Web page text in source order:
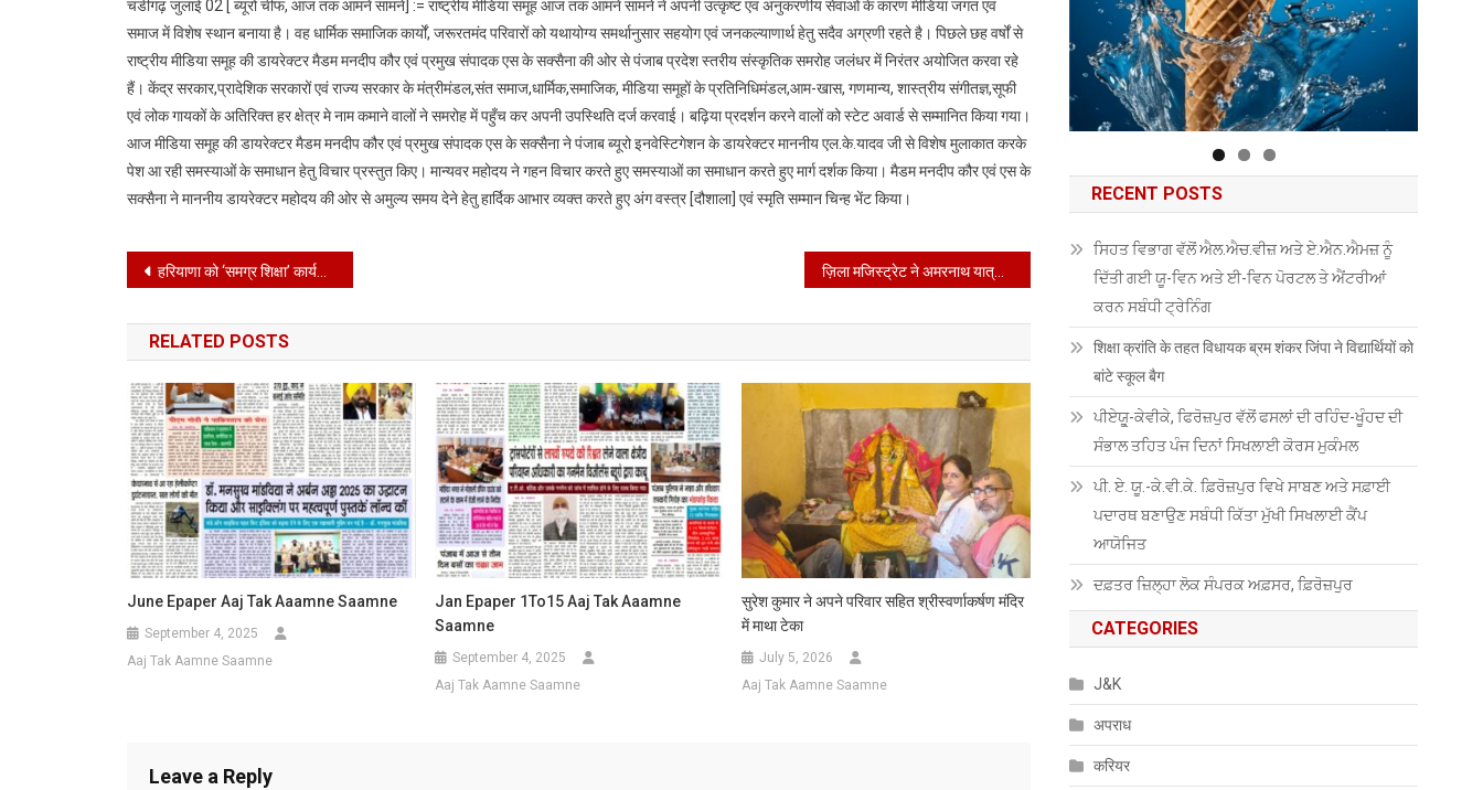
सदस्यों
की
ओर
से
पंजाब
ब्यूरो
ऑफ
इन्वेस्टिगेशन
से
:
विशेष
मुलाकात
चंडीगढ़ जुलाई 02 [ ब्यूरो चीफ, आज तक आमने सामने] := राष्ट्रीय मीडिया समूह आज तक आमने सामने ने अपनी उत्कृष्ट एवं अनुकरणीय सेवाओं के कारण मीडिया जगत एवं
समाज में विशेष स्थान बनाया है। वह धार्मिक समाजिक कार्यों, जरूरतमंद परिवारों को यथायोग्य समर्थानुसार सहयोग एवं जनकल्याणार्थ हेतु सदैव अग्रणी रहते है। पिछले छह वर्षों से
राष्ट्रीय मीडिया समूह की डायरेक्टर मैडम मनदीप कौर एवं प्रमुख संपादक एस के सक्सैना की ओर से पंजाब प्रदेश स्तरीय संस्कृतिक समरोह जलंधर में निरंतर अयोजित करवा रहे
हैं। केंद्र सरकार,प्रादेशिक सरकारों एवं राज्य सरकार के मंत्रीमंडल,संत समाज,धार्मिक,समाजिक, मीडिया समूहों के प्रतिनिधिमंडल,आम-खास, गणमान्य, शास्त्रीय संगीतज्ञ,सूफी
एवं लोक गायकों के अतिरिक्त हर क्षेत्र मे नाम कमाने वालों ने समरोह में पहुँच कर अपनी उपस्थिति दर्ज करवाई। बढ़िया प्रदर्शन करने वालों को स्टेट अवार्ड से सम्मानित किया गया।
आज मीडिया समूह की डायरेक्टर मैडम मनदीप कौर एवं प्रमुख संपादक एस के सक्सैना ने पंजाब ब्यूरो इनवेस्टिगेशन के डायरेक्टर माननीय एल.के.यादव जी से विशेष मुलाकात करके
पेश आ रही समस्याओं के समाधान हेतु विचार प्रस्तुत किए। मान्यवर महोदय ने गहन विचार करते हुए समस्याओं का समाधान करते हुए मार्ग दर्शक किया। मैडम मनदीप कौर एवं एस के
सक्सैना ने माननीय डायरेक्टर महोदय की ओर से अमुल्य समय देने हेतु हार्दिक आभार व्यक्त करते हुए अंग वस्त्र [दौशाला] एवं स्मृति सम्मान चिन्ह भेंट किया।
Post
navigation
हरियाणा को ‘समग्र शिक्षा’ कार्यक्रम के तहत मिलेंगे 1,639.02 करोड़
RELATED POSTS
June Epaper Aaj Tak Aaamne Saamne
September 4, 2025
Aaj Tak Aamne Saamne
Jan Epaper 1To15 Aaj Tak Aaamne
Saamne
September 4, 2025
Aaj Tak Aamne Saamne
सुरेश कुमार ने अपने परिवार सहित श्रीस्वर्णाकर्षण मंदिर
में माथा टेका
July 5, 2026
Aaj Tak Aamne Saamne
Leave a Reply
RECENT POSTS
ਸਿਹਤ ਵਿਭਾਗ ਵੱਲੋਂ ਐਲ.ਐਚ.ਵੀਜ਼ ਅਤੇ ਏ.ਐਨ.ਐਮਜ਼ ਨੂੰ
ਦਿੱਤੀ ਗਈ ਯੂ-ਵਿਨ ਅਤੇ ਈ-ਵਿਨ ਪੋਰਟਲ ਤੇ ਐਂਟਰੀਆਂ
ਕਰਨ ਸਬੰਧੀ ਟ੍ਰੇਨਿੰਗ
शिक्षा क्रांति के तहत विधायक ब्रम शंकर जिंपा ने विद्यार्थियों को
बांटे स्कूल बैग
ਪੀਏਯੂੑ-ਕੇਵੀਕੇ, ਫਿਰੋਜ਼ਪੁਰ ਵੱਲੋਂ ਫਸਲਾਂ ਦੀ ਰਹਿੰਦ-ਖੂੰਹਦ ਦੀ
ਸੰਭਾਲ ਤਹਿਤ ਪੰਜ ਦਿਨਾਂ ਸਿਖਲਾਈ ਕੋਰਸ ਮੁਕੰਮਲ
ਪੀ. ਏ. ਯੂ.-ਕੇ.ਵੀ.ਕੇ. ਫ਼ਿਰੋਜ਼ਪੁਰ ਵਿਖੇ ਸਾਬਣ ਅਤੇ ਸਫ਼ਾਈ
ਪਦਾਰਥ ਬਣਾਉਣ ਸਬੰਧੀ ਕਿੱਤਾ ਮੁੱਖੀ ਸਿਖਲਾਈ ਕੈਂਪ
ਆਯੋਜਿਤ
ਦਫ਼ਤਰ ਜ਼ਿਲ੍ਹਾ ਲੋਕ ਸੰਪਰਕ ਅਫ਼ਸਰ, ਫ਼ਿਰੋਜ਼ਪੁਰ
CATEGORIES
J&K
अपराध
करियर